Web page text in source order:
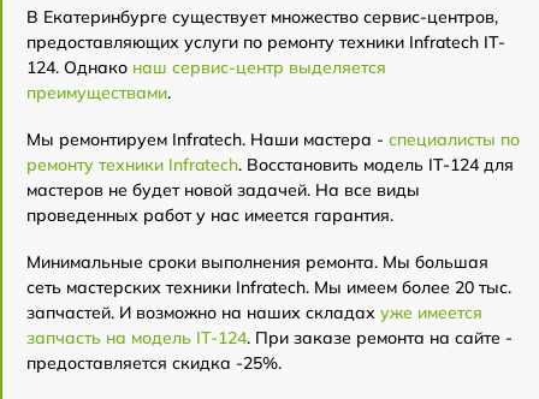
В Екатеринбурге существует множество сервис-центров,
предоставляющих услуги по ремонту техники Infratech IT-
124. Однако наш сервис-центр выделяется
преимуществами.
Мы ремонтируем Infratech. Наши мастера - специалисты по
ремонту техники Infratech. Восстановить модель IT-124 для
мастеров не будет новой задачей. На все виды
проведенных работ у нас имеется гарантия.
Минимальные сроки выполнения ремонта. Мы большая
сеть мастерских техники Infratech. Мы имеем более 20 тыс.
запчастей. И возможно на наших складах уже имеется
запчасть на модель IT-124. При заказе ремонта на сайте -
предоставляется скидка -25%.